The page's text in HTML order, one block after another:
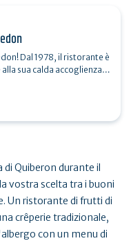
Dal 1978, il ristorante è
sua calda accoglienza e
potrete gustare…
di Quiberon durante il
vostra scelta tra i buoni
Un ristorante di frutti di
crêperie tradizionale,
con un menu di